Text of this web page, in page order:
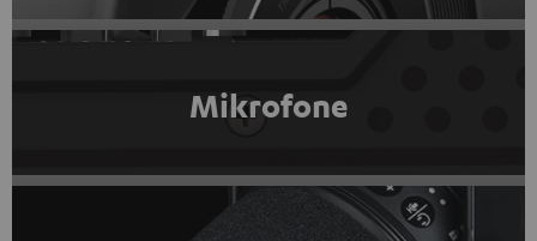
Mikrofone